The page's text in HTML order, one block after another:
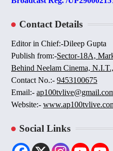
Broadcast Reg. /
Contact Details
Editor in Chief:-Dileep Gupta
Publish from:-Sector-18A,
Behind Neelam Cinema,
Contact No.:- 9453100675
Email:-
Website:-
Social Links